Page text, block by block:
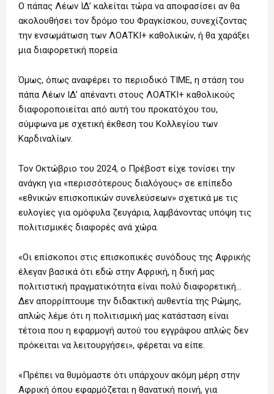
Ο πάπας Λέων ΙΔ’ καλείται τώρα να αποφασίσει αν θα
ακολουθήσει τον δρόμο του Φραγκίσκου, συνεχίζοντας
την ενσωμάτωση των ΛΟΑΤΚΙ+ καθολικών, ή θα χαράξει
μια διαφορετική πορεία
Όμως, όπως αναφέρει το περιοδικό TIME, η στάση του
πάπα Λέων ΙΔ’ απέναντι στους ΛΟΑΤΚΙ+ καθολικούς
διαφοροποιείται από αυτή του προκατόχου του,
σύμφωνα με σχετική έκθεση του Κολλεγίου των
Καρδιναλίων.
Τον Οκτώβριο του 2024, ο Πρέβοστ είχε τονίσει την
ανάγκη για «περισσότερους διαλόγους» σε επίπεδο
«εθνικών επισκοπικών συνελεύσεων» σχετικά με τις
ευλογίες για ομόφυλα ζευγάρια, λαμβάνοντας υπόψη τις
πολιτισμικές διαφορές ανά χώρα.
«Οι επίσκοποι στις επισκοπικές συνόδους της Αφρικής
έλεγαν βασικά ότι εδώ στην Αφρική, η δική μας
πολιτιστική πραγματικότητα είναι πολύ διαφορετική…
Δεν απορρίπτουμε την διδακτική αυθεντία της Ρώμης,
απλώς λέμε ότι η πολιτισμική μας κατάσταση είναι
τέτοια που η εφαρμογή αυτού του εγγράφου απλώς δεν
πρόκειται να λειτουργήσει», φέρεται να είπε.
«Πρέπει να θυμόμαστε ότι υπάρχουν ακόμη μέρη στην
Αφρική όπου εφαρμόζεται η θανατική ποινή, για